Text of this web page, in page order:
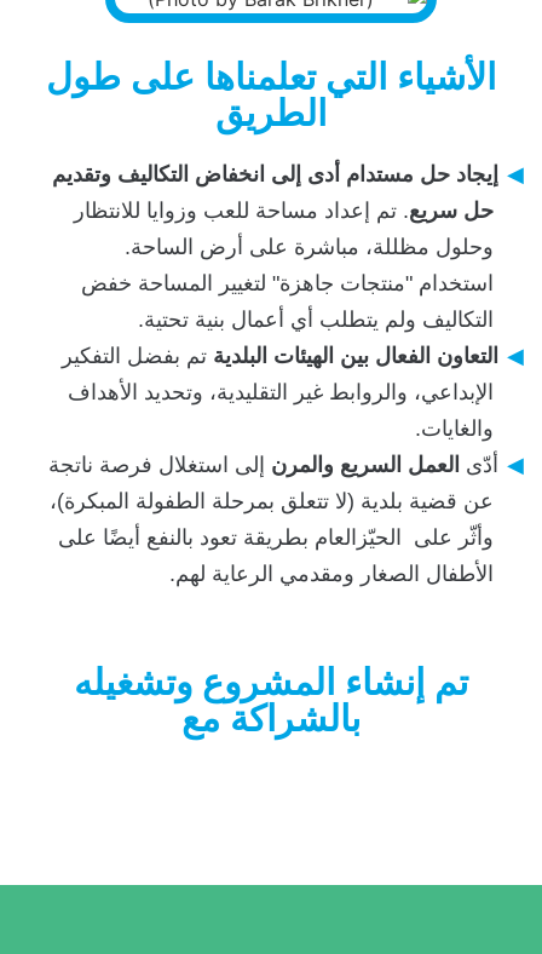
الأشياء التي تعلمناها على طول
الطريق
إيجاد حل مستدام أدى إلى انخفاض التكاليف وتقديم
حل سريع. تم إعداد مساحة للعب وزوايا للانتظار
وحلول مظللة، مباشرة على أرض الساحة.
استخدام "منتجات جاهزة" لتغيير المساحة خفض
التكاليف ولم يتطلب أي أعمال بنية تحتية.
التعاون الفعال بين الهيئات البلدية تم بفضل التفكير
الإبداعي، والروابط غير التقليدية، وتحديد الأهداف
والغايات.
أدّى العمل السريع والمرن إلى استغلال فرصة ناتجة
عن قضية بلدية (لا تتعلق بمرحلة الطفولة المبكرة)،
وأثّر على الحيّزالعام بطريقة تعود بالنفع أيضًا على
الأطفال الصغار ومقدمي الرعاية لهم.
تم إنشاء المشروع وتشغيله
بالشراكة مع